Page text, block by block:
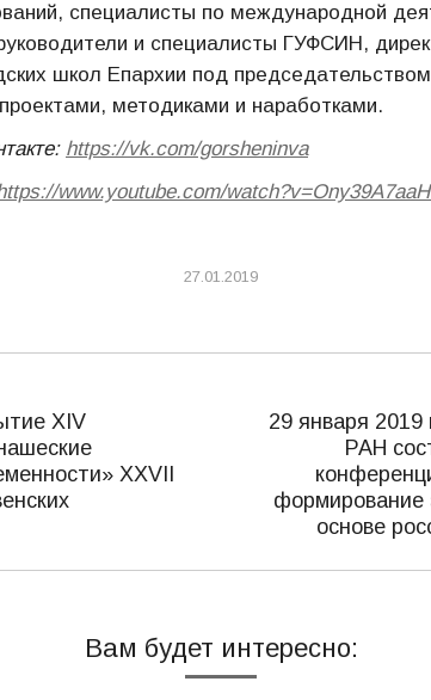
специалисты по международной
и специалисты ГУФСИН,
школ Епархии под
методиками и наработками.
https://vk.com/gorsheninva
www.youtube.com/
27.01.2019
XIV
ХХVII
Следующая
запись:
29 января 2019
РАН
формирование
основе
Вам будет интересно: